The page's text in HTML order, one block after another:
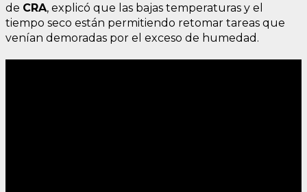
de CRA, explicó que las bajas temperaturas y el
tiempo seco están permitiendo retomar tareas que
venían demoradas por el exceso de humedad.